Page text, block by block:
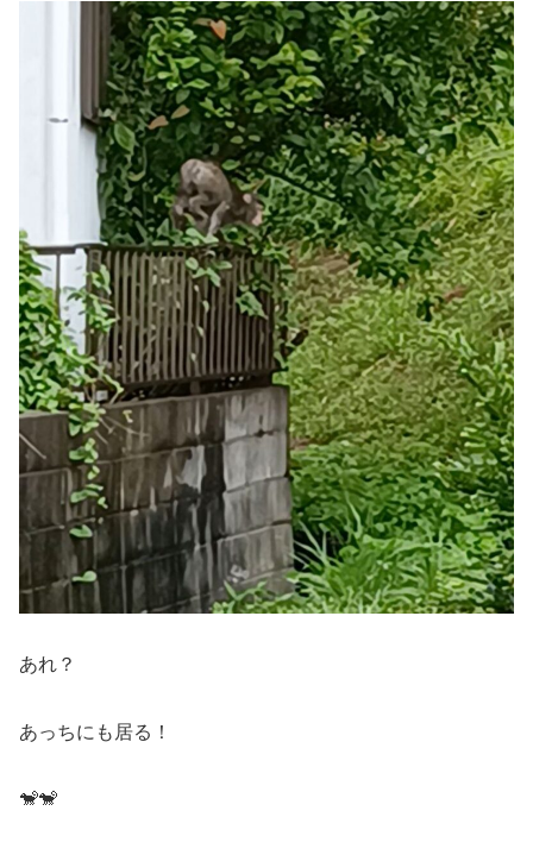
あれ？
あっちにも居る！
🐒🐒